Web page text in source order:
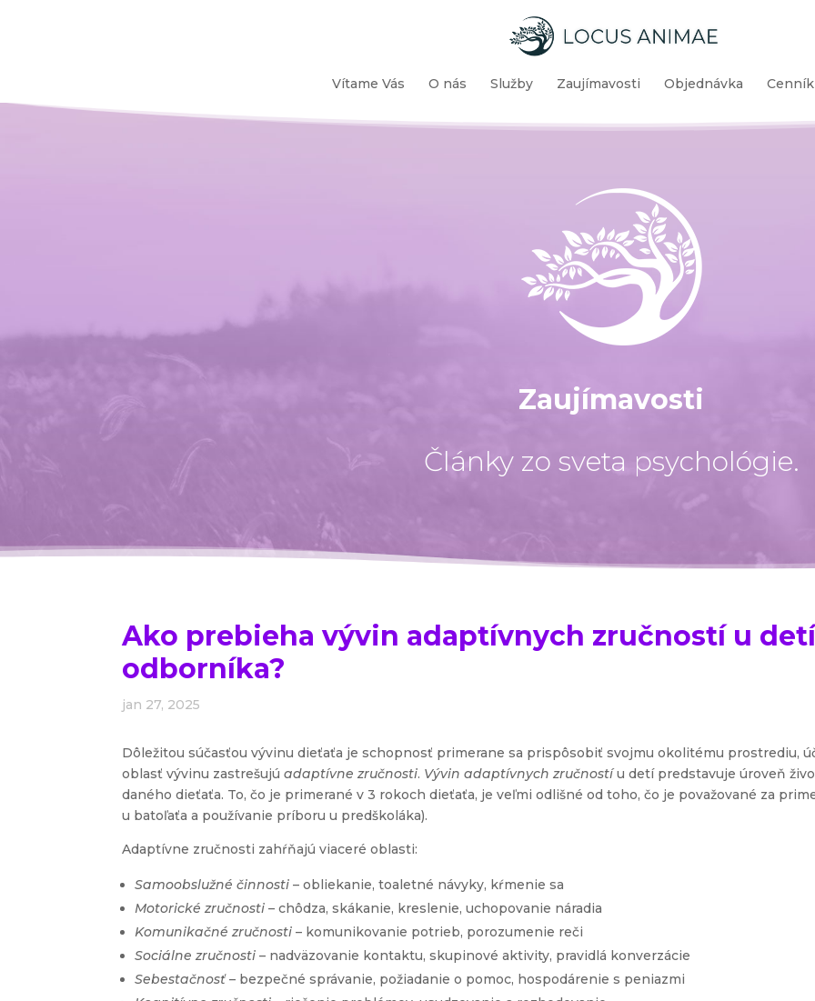
Vítame Vás O nás Služby Zaujímavosti Objednávka Cenník
Zaujímavosti
Články zo sveta psychológie.
Ako prebieha vývin adaptívnych zručností u
odborníka?
jan 27, 2025
Dôležitou súčasťou vývinu dieťaťa je schopnosť primerane sa prispôsobiť svojmu okolitému prostrediu,
oblasť vývinu zastrešujúadaptívne zručnosti. Vývin adaptívnych zručnostíu detí predstavuje úroveň
daného dieťaťa. To, čo je primerané v 3 rokoch dieťaťa, je veľmi odlišné od toho, čo je považované za
u batoľaťa a používanie príboru u predškoláka).
Adaptívne zručnosti zahŕňajú viaceré oblasti:
Samoobslužné činnosti – obliekanie, toaletné návyky, kŕmenie sa
Motorické zručnosti – chôdza, skákanie, kreslenie, uchopovanie náradia
Komunikačné zručnosti – komunikovanie potrieb, porozumenie reči
Sociálne zručnosti – nadväzovanie kontaktu, skupinové aktivity, pravidlá konverzácie
Sebestačnosť– bezpečné správanie, požiadanie o pomoc, hospodárenie s peniazmi